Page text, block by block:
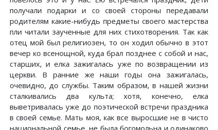
получали подарки и со своей стороны передавали
родителям какие-нибудь предметы своего мастерства
пли читали заученные для них стихотворения. Так как
отец мой был религиозен, то он ходил обычно в этот
вечер ко всенощной, куда брал позднее с собой и нас,
старших, и елка зажигалась уже по возвращении из
церкви. В ранние же наши годы она зажигалась,
очевидно, до службы. Таким образом, в нашей жизни
сталкивались два культа; хотя, конечно, елка
выветривалась уже до поэтической встречи праздника
в своей семье. Мать моя, как все выросшие не в чисто